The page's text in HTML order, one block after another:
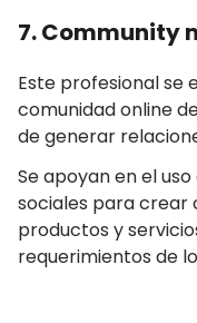
7. Community
Este profesional se
comunidad online
de generar
Se apoyan en el
sociales para crear
productos y
requerimientos de